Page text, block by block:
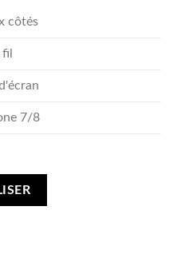
côtés
7/8
personnalisée - tough case